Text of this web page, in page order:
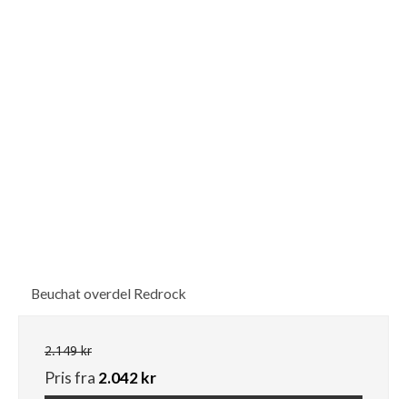
Beuchat overdel Redrock
2.149 kr
Pris fra 2.042 kr